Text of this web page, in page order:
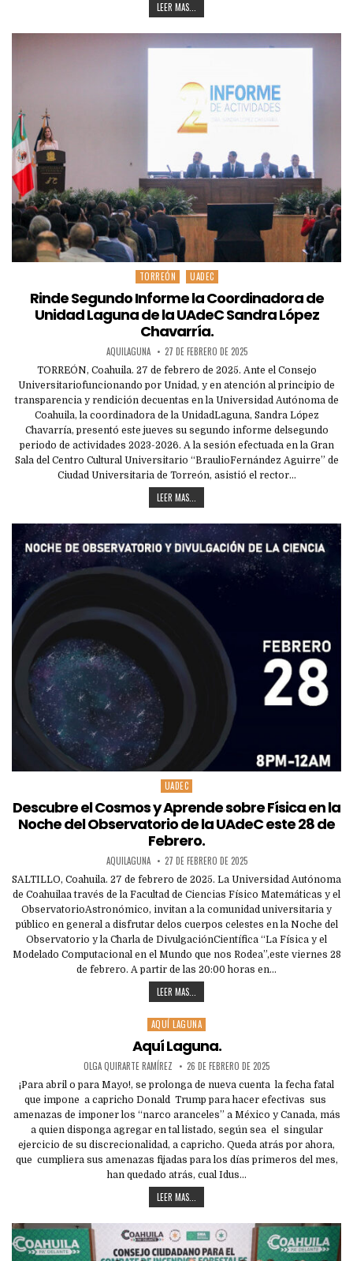
LEER MAS...
Posted
in
TORREÓN UADEC
Rinde Segundo Informe la Coordinadora de
Unidad Laguna de la UAdeC Sandra López
Chavarría.
AQUILAGUNA 27 DE FEBRERO DE 2025
TORREÓN, Coahuila. 27 de febrero de 2025. Ante el Consejo
Universitariofuncionando por Unidad, y en atención al principio de
transparencia y rendición decuentas en la Universidad Autónoma de
Coahuila, la coordinadora de la UnidadLaguna, Sandra López
Chavarría, presentó este jueves su segundo informe delsegundo
periodo de actividades 2023-2026. A la sesión efectuada en la Gran
Sala del Centro Cultural Universitario “BraulioFernández Aguirre” de
Ciudad Universitaria de Torreón, asistió el rector…
LEER MAS...
Posted
UADEC
Descubre el Cosmos y Aprende sobre Física en la
Noche del Observatorio de la UAdeC este 28 de
Febrero.
AQUILAGUNA 27 DE FEBRERO DE 2025
SALTILLO, Coahuila. 27 de febrero de 2025. La Universidad Autónoma
de Coahuilaa través de la Facultad de Ciencias Físico Matemáticas y el
ObservatorioAstronómico, invitan a la comunidad universitaria y
público en general a disfrutar delos cuerpos celestes en la Noche del
Observatorio y la Charla de DivulgaciónCientífica “La Física y el
Modelado Computacional en el Mundo que nos Rodea”,este viernes 28
de febrero. A partir de las 20:00 horas en…
LEER MAS...
Posted
AQUÍ LAGUNA
Aquí Laguna.
OLGA QUIRARTE RAMÍREZ 26 DE FEBRERO DE 2025
¡Para abril o para Mayo!, se prolonga de nueva cuenta la fecha fatal
que impone a capricho Donald Trump para hacer efectivas sus
amenazas de imponer los “narco aranceles” a México y Canada, más
a quien disponga agregar en tal listado, según sea el singular
ejercicio de su discrecionalidad, a capricho. Queda atrás por ahora,
que cumpliera sus amenazas fijadas para los días primeros del mes,
han quedado atrás, cual Idus…
LEER MAS...